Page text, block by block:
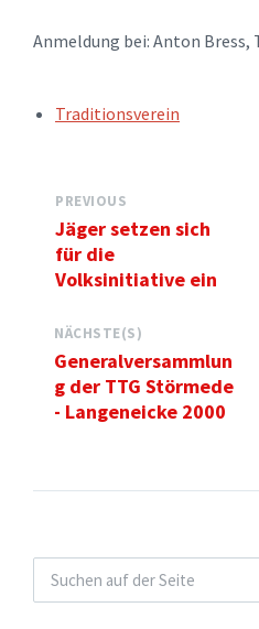
Anmeldung bei: Anton Bress,
TAGS:Traditionsverein
PREVIOUS
Jäger setzen sich
für die
Volksinitiative ein
NÄCHSTE(S)
Generalversammlun
g der TTG Störmede
- Langeneicke 2000